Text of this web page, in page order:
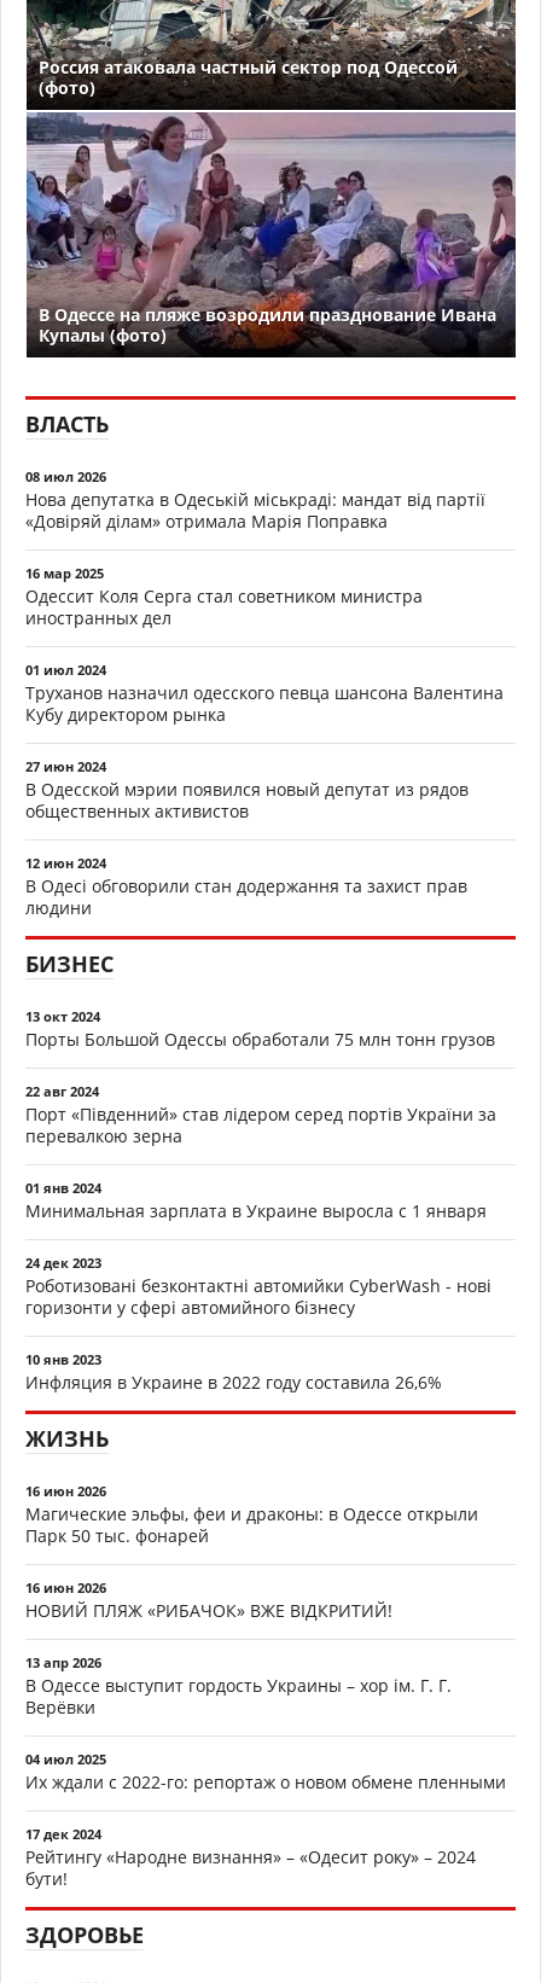
Россия атаковала частный сектор под Одессой
(фото)
В Одессе на пляже возродили празднование Ивана
Купалы (фото)
ВЛАСТЬ
08 июл 2026
Нова депутатка в Одеській міськраді: мандат від партії
«Довіряй ділам» отримала Марія Поправка
16 мар 2025
Одессит Коля Серга стал советником министра
иностранных дел
01 июл 2024
Труханов назначил одесского певца шансона Валентина
Кубу директором рынка
27 июн 2024
В Одесской мэрии появился новый депутат из рядов
общественных активистов
12 июн 2024
В Одесі обговорили стан додержання та захист прав
людини
БИЗНЕС
13 окт 2024
Порты Большой Одессы обработали 75 млн тонн грузов
22 авг 2024
Порт «Південний» став лідером серед портів України за
перевалкою зерна
01 янв 2024
Минимальная зарплата в Украине выросла с 1 января
24 дек 2023
Роботизовані безконтактні автомийки CyberWash - нові
горизонти у сфері автомийного бізнесу
10 янв 2023
Инфляция в Украине в 2022 году составила 26,6%
ЖИЗНЬ
16 июн 2026
Магические эльфы, феи и драконы: в Одессе открыли
Парк 50 тыс. фонарей
16 июн 2026
НОВИЙ ПЛЯЖ «РИБАЧОК» ВЖЕ ВІДКРИТИЙ!
13 апр 2026
В Одессе выступит гордость Украины – хор ім. Г. Г.
Верёвки
04 июл 2025
Их ждали с 2022-го: репортаж о новом обмене пленными
17 дек 2024
Рейтингу «Народне визнання» – «Одесит року» – 2024
бути!
ЗДОРОВЬЕ